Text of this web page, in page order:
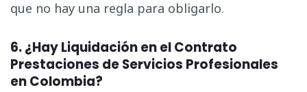
que no hay una regla para obligarlo.
6. ¿Hay Liquidación en el Contrato
Prestaciones de Servicios Profesionales
en Colombia?